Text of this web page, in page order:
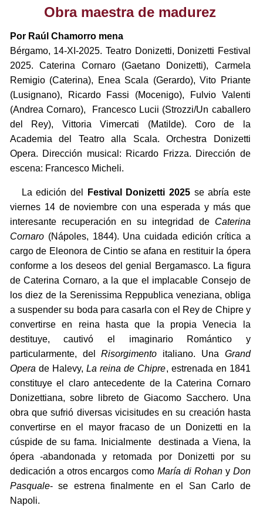
Obra maestra de madurez
Por Raúl Chamorro mena
Bérgamo, 14-XI-2025. Teatro Donizetti, Donizetti Festival
2025. Caterina Cornaro (Gaetano Donizetti), Carmela
Remigio (Caterina), Enea Scala (Gerardo), Vito Priante
(Lusignano), Ricardo Fassi (Mocenigo), Fulvio Valenti
(Andrea Cornaro), Francesco Lucii (Strozzi/Un caballero
del Rey), Vittoria Vimercati (Matilde). Coro de la
Academia del Teatro alla Scala. Orchestra Donizetti
Opera. Dirección musical: Ricardo Frizza. Dirección de
escena: Francesco Micheli.
La edición del Festival Donizetti 2025se abría este
viernes 14 de noviembre con una esperada y más que
interesante recuperación en su integridad de Caterina
Cornaro(Nápoles, 1844). Una cuidada edición crítica a
cargo de Eleonora de Cintio se afana en restituir la ópera
conforme a los deseos del genial Bergamasco. La figura
de Caterina Cornaro, a la que el implacable Consejo de
los diez de la Serenissima Reppublica veneziana, obliga
a suspender su boda para casarla con el Rey de Chipre y
convertirse en reina hasta que la propia Venecia la
destituye, cautivó el imaginario Romántico y
particularmente, delRisorgimento italiano. Una Grand
Opera de Halevy,La reina de Chipre, estrenada en 1841
constituye el claro antecedente de la Caterina Cornaro
Donizettiana, sobre libreto de Giacomo Sacchero. Una
obra que sufrió diversas vicisitudes en su creación hasta
convertirse en el mayor fracaso de un Donizetti en la
cúspide de su fama. Inicialmente destinada a Viena, la
ópera -abandonada y retomada por Donizetti por su
dedicación a otros encargos comoMaría di Rohan yDon
Pasquale- se estrena finalmente en el San Carlo de
Napoli.